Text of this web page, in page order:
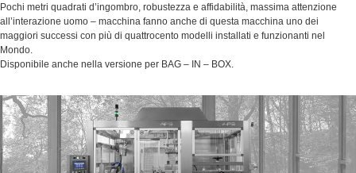
Pochi metri quadrati d’ingombro, robustezza e affidabilità, massima attenzione
all’interazione uomo – macchina fanno anche di questa macchina uno dei
maggiori successi con più di quattrocento modelli installati e funzionanti nel
Mondo.
Disponibile anche nella versione per BAG – IN – BOX.